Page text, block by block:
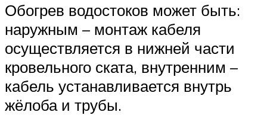
Обогрев водостоков может быть:
наружным – монтаж кабеля
осуществляется в нижней части
кровельного ската, внутренним –
кабель устанавливается внутрь
жёлоба и трубы.